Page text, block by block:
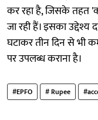
कर रहा है, जिसके तहत
जा रही हैं। इसका
घटाकर तीन दिन से
पर उपलब्ध कराना है।
#EPFO # Rupee